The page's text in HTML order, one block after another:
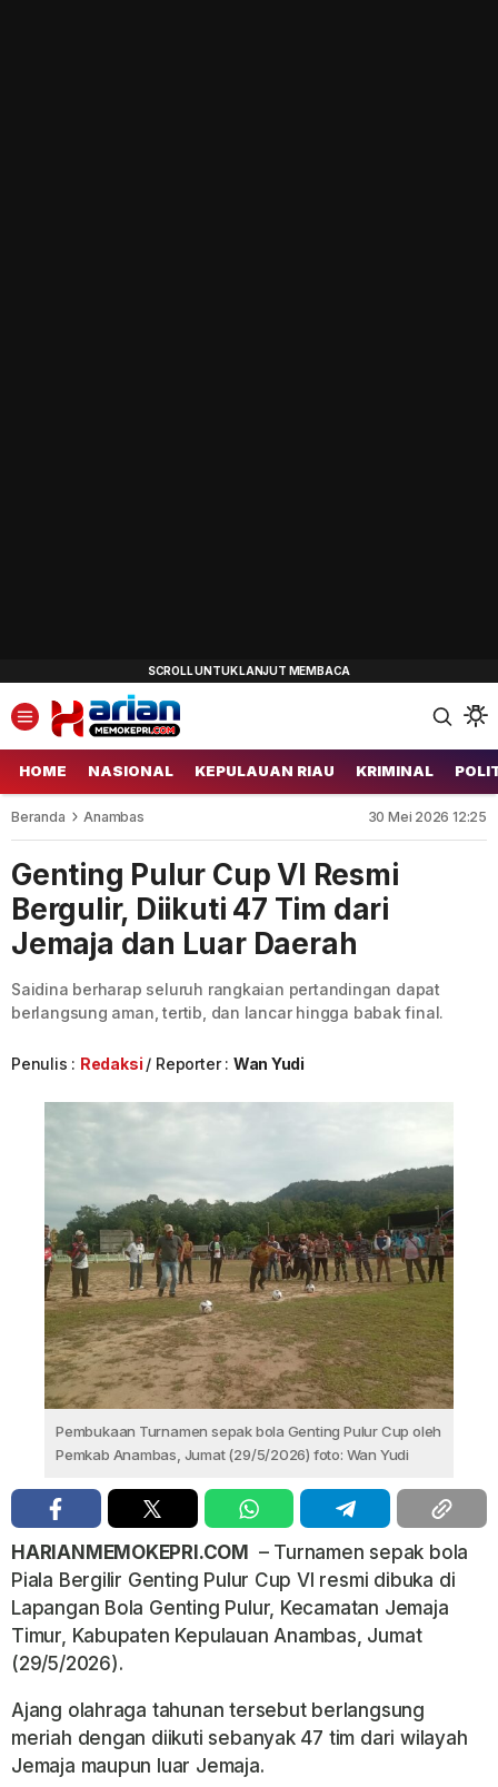
HOME NASIONAL KEPULAUAN RIAU KRIMINAL
Beranda Anambas 30 Mei 2026 12:25
Genting Pulur Cup VI Resmi
Bergulir, Diikuti 47 Tim dari
Jemaja dan Luar Daerah
Saidina berharap seluruh rangkaian pertandingan dapat
berlangsung aman, tertib, dan lancar hingga babak final.
Penulis : Redaksi Reporter : Wan Yudi
Pembukaan Turnamen sepak bola Genting Pulur Cup oleh
Pemkab Anambas, Jumat (29/5/2026) foto: Wan Yudi
HARIANMEMOKEPRI.COM
– Turnamen sepak bola
Piala Bergilir Genting Pulur Cup VI resmi dibuka di
Lapangan Bola Genting Pulur, Kecamatan Jemaja
Timur, Kabupaten Kepulauan Anambas, Jumat
(29/5/2026).
Ajang olahraga tahunan tersebut berlangsung
meriah dengan diikuti sebanyak 47 tim dari wilayah
Jemaja maupun luar Jemaja.